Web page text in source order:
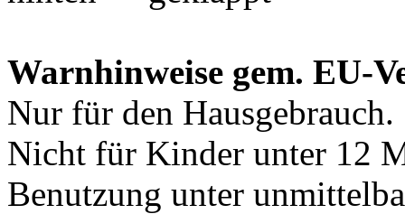
Warnhinweise gem. EU-
Nur für den Hausgebrauch.
Nicht für Kinder unter 12
Benutzung unter